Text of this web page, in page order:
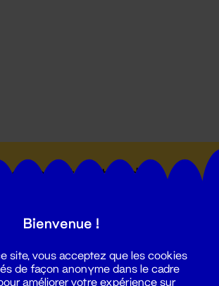
les actualités du
Bienvenue !
site, vous acceptez que les cookies
de façon anonyme dans le cadre
améliorer votre expérience sur